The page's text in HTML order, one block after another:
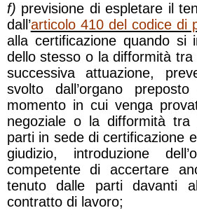
f) previsione di espletare il
dall’articolo 410 del codice di
alla certificazione quando si
dello stesso o la difformità
successiva attuazione,
svolto dall’organo
momento in cui venga
negoziale o la difformità tra
parti in sede di certificazione
giudizio, introduzione
competente di accertare
tenuto dalle parti davanti
contratto di lavoro;